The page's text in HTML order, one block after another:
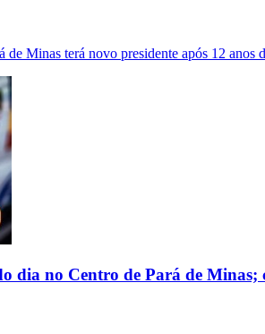
de Minas terá novo presidente após 12 anos
dia no Centro de Pará de Minas;